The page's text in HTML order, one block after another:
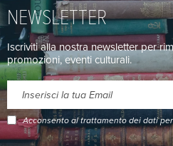
NEWSLETTER
Iscriviti alla nostra newsletter per
promozioni, eventi culturali.
Acconsento al trattamento dei dati